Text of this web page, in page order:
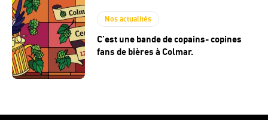
Nos actualités
C’est une bande de copains- copines
fans de bières à Colmar.